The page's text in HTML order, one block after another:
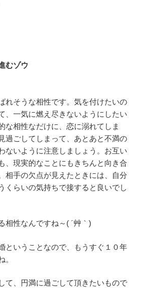
むゾウ
れそうな相性です。気を付けたいの
、一気に燃え尽きないようにしたい
な相性なだけに、恋に溺れてしま
過ごしてしまって、あとあと不満の
ないように注意しましょう。お互い
、現実的なことにもきちんと向き合
相手の欠点が見えたときには、自分
くらいの気持ちで接すると良いでし
相性なんですね～( ´艸｀)
ということなので、もうすぐ１０年
。
て、円満に過ごして頂きたいもので